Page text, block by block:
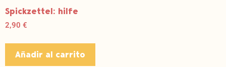
Spickzettel: hilfe
2,90 €
Añadir al carrito